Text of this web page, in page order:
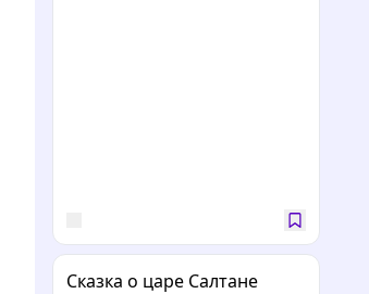
Сказка о царе Салтане